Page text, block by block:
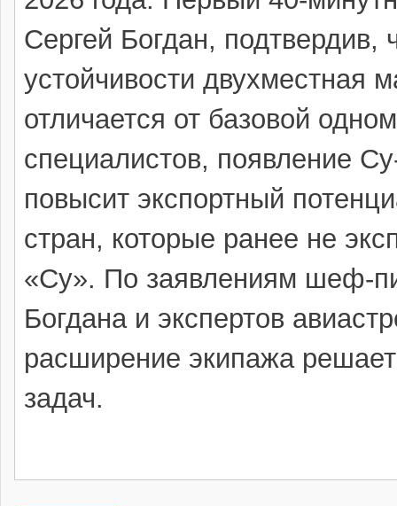
Сергей Богдан, подтвердив,
устойчивости двухместная
отличается от базовой
специалистов, появление
повысит экспортный
стран, которые ранее не
«Су». По заявлениям шеф-
Богдана и экспертов
расширение экипажа решает
задач.